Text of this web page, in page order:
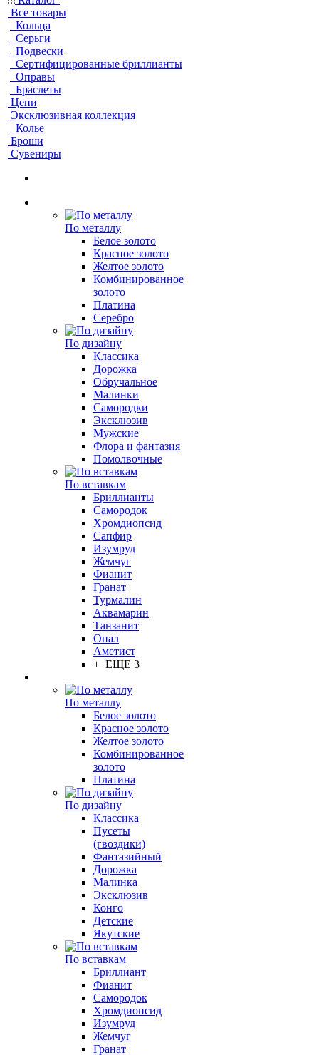
Все товары
Кольца
Серьги
Подвески
Сертифицированные бриллианты
Оправы
Браслеты
Цепи
Эксклюзивная коллекция
Колье
Броши
Сувениры
По металлу
Белое золото
Красное золото
Желтое золото
Комбинированное
золото
Платина
Серебро
По дизайну
Классика
Дорожка
Обручальное
Малинки
Самородки
Эксклюзив
Мужские
Флора и фантазия
Помолвочные
По вставкам
Бриллианты
Самородок
Хромдиопсид
Сапфир
Изумруд
Жемчуг
Фианит
Гранат
Турмалин
Аквамарин
Танзанит
Опал
Аметист
+ ЕЩЕ 3
По металлу
Белое золото
Красное золото
Желтое золото
Комбинированное
золото
Платина
По дизайну
Классика
Пусеты
(гвоздики)
Фантазийный
Дорожка
Малинка
Эксклюзив
Конго
Детские
Якутские
По вставкам
Бриллиант
Фианит
Самородок
Хромдиопсид
Изумруд
Жемчуг
Гранат